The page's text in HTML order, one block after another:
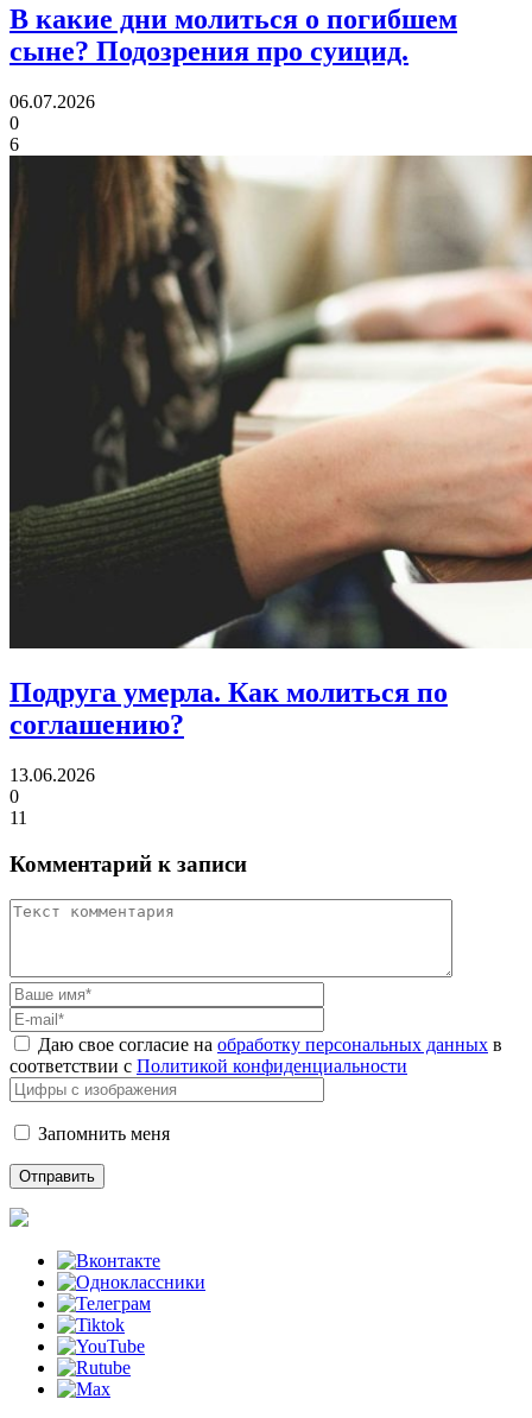
В какие дни молиться о погибшем
сыне? Подозрения про суицид.
06.07.2026
0
6
Подруга умерла. Как молиться по
соглашению?
13.06.2026
0
11
Комментарий к записи
Даю свое согласие на обработку персональных данных в
соответствии с Политикой конфиденциальности
Запомнить меня